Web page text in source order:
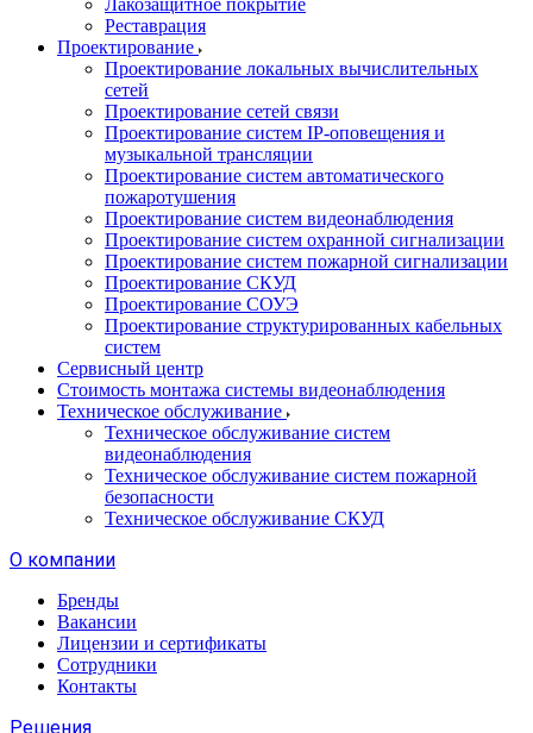
Лакозащитное покрытие
Реставрация
Проектирование
Проектирование локальных вычислительных
сетей
Проектирование сетей связи
Проектирование систем IP-оповещения и
музыкальной трансляции
Проектирование систем автоматического
пожаротушения
Проектирование систем видеонаблюдения
Проектирование систем охранной сигнализации
Проектирование систем пожарной сигнализации
Проектирование СКУД
Проектирование СОУЭ
Проектирование структурированных кабельных
систем
Сервисный центр
Стоимость монтажа системы видеонаблюдения
Техническое обслуживание
Техническое обслуживание систем
видеонаблюдения
Техническое обслуживание систем пожарной
безопасности
Техническое обслуживание СКУД
О компании
Бренды
Вакансии
Лицензии и сертификаты
Сотрудники
Контакты
Решения